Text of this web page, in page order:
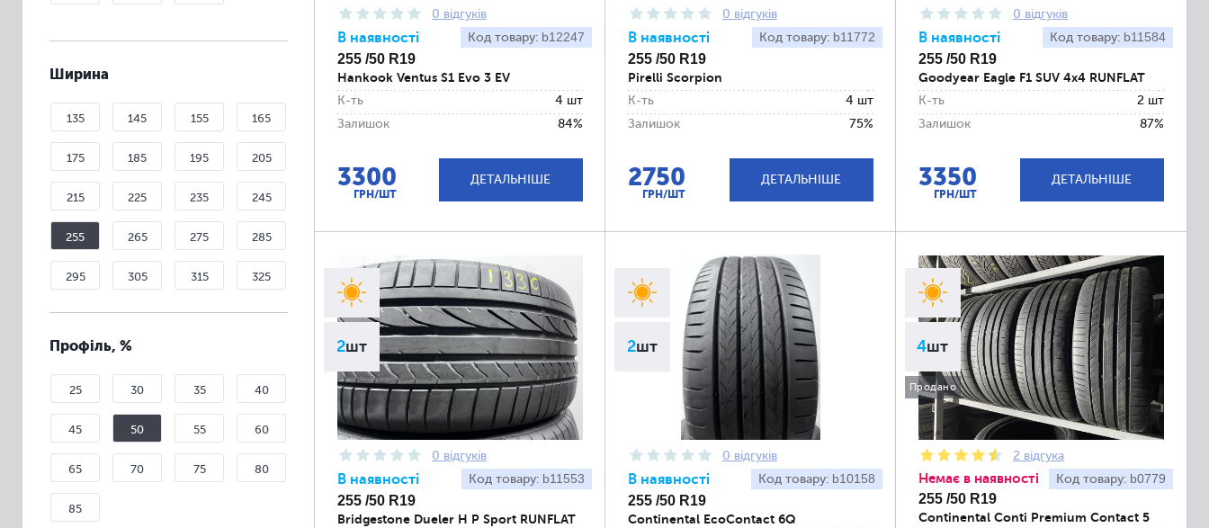
Ширина
135 145 155 165
175 185 195 205
215 225 235 245
255 265 275 285
295 305 315 325
335
Профіль, %
25 30 35 40
45 50 55 60
65 70 75 80
85
0 відгуків
Код товару: b12247
В наявності
255 /50 R19
Hankook Ventus S1 Evo 3 EV
К-ть
4 шт
Залишок
84%
3300
ГРН/ШТ
ДЕТАЛЬНІШЕ
0 відгуків
Код товару: b11772
В наявності
255 /50 R19
Pirelli Scorpion
К-ть
4 шт
Залишок
75%
2750
ГРН/ШТ
ДЕТАЛЬНІШЕ
0 відгуків
Код товару: b11584
В наявності
255 /50 R19
Goodyear Eagle F1 SUV 4x4 RUNFLAT
К-ть
2 шт
Залишок
87%
3350
ГРН/ШТ
ДЕТАЛЬНІШЕ
2шт
0 відгуків
Код товару: b11553
В наявності
255 /50 R19
Bridgestone Dueler H P Sport RUNFLAT
2шт
0 відгуків
Код товару: b10158
В наявності
255 /50 R19
Continental EcoContact 6Q
4шт
Продано
2 відгука
Код товару: b0779
Немає в наявності
255 /50 R19
Continental Conti Premium Contact 5